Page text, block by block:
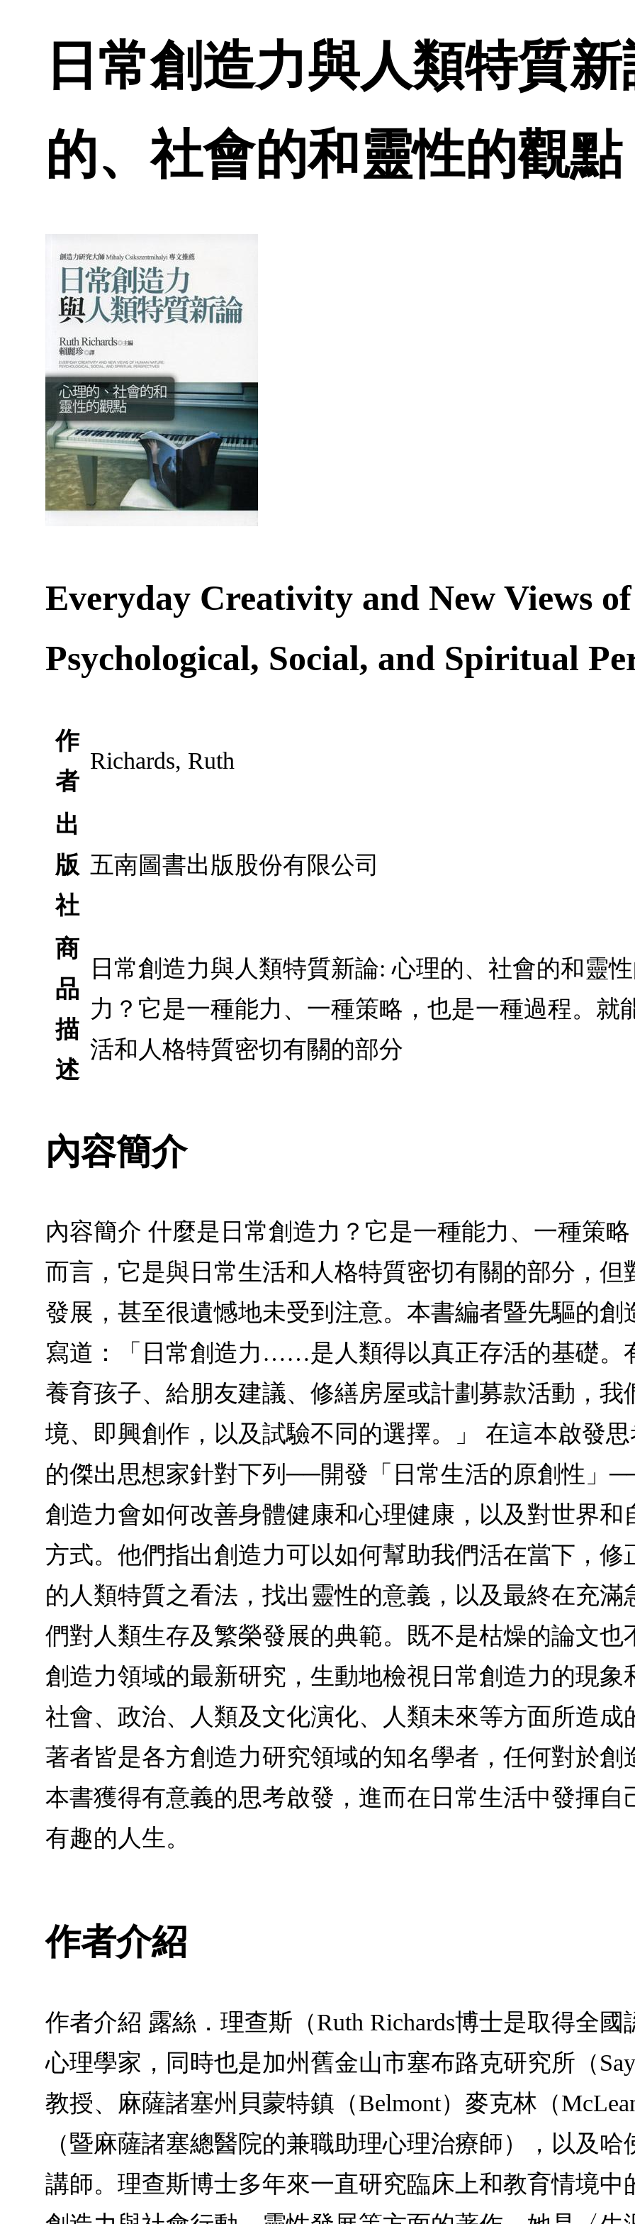
日常創造力與人類特質
的、社會的和靈性的觀
Everyday Creativity and New Views
Psychological, Social, and Spiritual
作
者
Richards, Ruth
出
版
社
五南圖書出版股份有限公司
商
品
描
述
日常創造力與人類特質新論: 心理的、社會的和靈
力？它是一種能力、一種策略，也是一種過程。就
活和人格特質密切有關的部分
內容簡介
內容簡介 什麼是日常創造力？它是一種能力、一種策
而言，它是與日常生活和人格特質密切有關的部分，但
發展，甚至很遺憾地未受到注意。本書編者暨先驅的創
寫道：「日常創造力……是人類得以真正存活的基礎。
養育孩子、給朋友建議、修繕房屋或計劃募款活動，我
境、即興創作，以及試驗不同的選擇。」 在這本啟發
的傑出思想家針對下列──開發「日常生活的原創性」
創造力會如何改善身體健康和心理健康，以及對世界和
方式。他們指出創造力可以如何幫助我們活在當下，修
的人類特質之看法，找出靈性的意義，以及最終在充滿
們對人類生存及繁榮發展的典範。既不是枯燥的論文也
創造力領域的最新研究，生動地檢視日常創造力的現象
社會、政治、人類及文化演化、人類未來等方面所造成
著者皆是各方創造力研究領域的知名學者，任何對於創
本書獲得有意義的思考啟發，進而在日常生活中發揮自
有趣的人生。
作者介紹
作者介紹 露絲．理查斯（Ruth Richards博士是取得全
心理學家，同時也是加州舊金山市塞布路克研究所（
教授、麻薩諸塞州貝蒙特鎮（Belmont）麥克林（
（暨麻薩諸塞總醫院的兼職助理心理治療師），以及
講師。理查斯博士多年來一直研究臨床上和教育情境中